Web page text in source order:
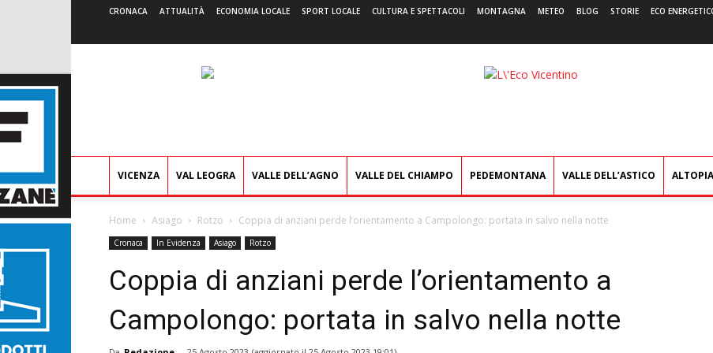
CRONACA ATTUALITÀ ECONOMIA LOCALE SPORT LOCALE CULTURA E SPETTACOLI MONTAGNA METEO BLOG STORIE ECO
L'Eco
VICENZA VAL LEOGRA VALLE DELL’AGNO VALLE DEL CHIAMPO PEDEMONTANA VALLE DELL’ASTICO
Home Asiago Rotzo Coppia di anziani perde l’orientamento a Campolongo: portata in salvo nella notte
Cronaca In Evidenza Asiago Rotzo
Coppia di anziani perde l’orientamento a
Campolongo: portata in salvo nella notte